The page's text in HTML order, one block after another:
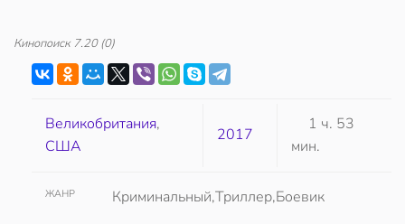
Кинопоиск 7.20(0)
Великобритания,
США
2017
1 ч. 53
мин.
ЖАНР Криминальный,Триллер,Боевик